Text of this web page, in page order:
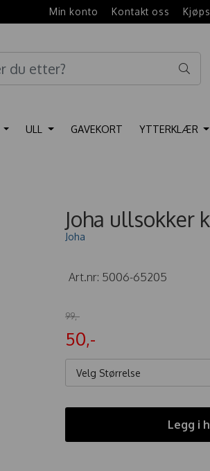
Min konto Kontakt oss
ULL GAVEKORT YTTERKLÆR
Joha ullsokker
Joha
Art.nr: 5006-65205
99,-
50,-
Velg Størrelse
Legg i